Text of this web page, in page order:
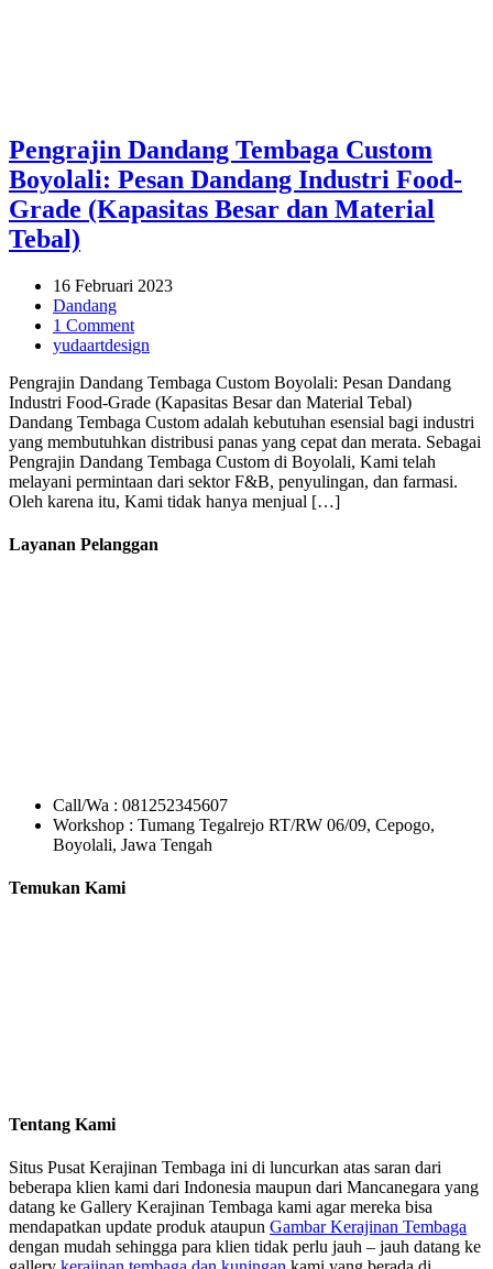
Pengrajin Dandang Tembaga Custom
Boyolali: Pesan Dandang Industri Food-
Grade (Kapasitas Besar dan Material
Tebal)
16 Februari 2023
Dandang
1 Comment
yudaartdesign
Pengrajin Dandang Tembaga Custom Boyolali: Pesan Dandang
Industri Food-Grade (Kapasitas Besar dan Material Tebal)
Dandang Tembaga Custom adalah kebutuhan esensial bagi industri
yang membutuhkan distribusi panas yang cepat dan merata. Sebagai
Pengrajin Dandang Tembaga Custom di Boyolali, Kami telah
melayani permintaan dari sektor F&B, penyulingan, dan farmasi.
Oleh karena itu, Kami tidak hanya menjual […]
Layanan Pelanggan
Call/Wa : 081252345607
Workshop : Tumang Tegalrejo RT/RW 06/09, Cepogo,
Boyolali, Jawa Tengah
Temukan Kami
Tentang Kami
Situs Pusat Kerajinan Tembaga ini di luncurkan atas saran dari
beberapa klien kami dari Indonesia maupun dari Mancanegara yang
datang ke Gallery Kerajinan Tembaga kami agar mereka bisa
mendapatkan update produk ataupun Gambar Kerajinan Tembaga
dengan mudah sehingga para klien tidak perlu jauh – jauh datang ke